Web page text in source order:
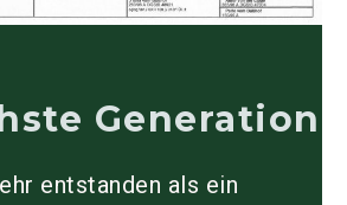
Generation
entstanden als ein